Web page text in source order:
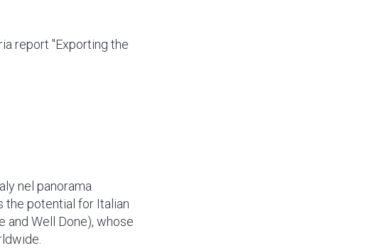
report "Exporting the
nel panorama
the potential for Italian
and Well Done), whose